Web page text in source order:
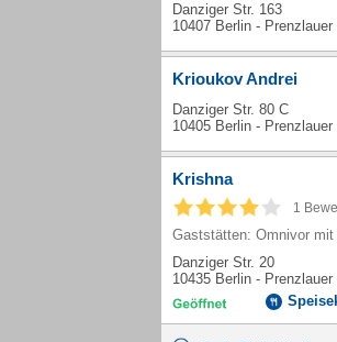
Danziger Str. 163
10407 Berlin - Prenzlauer
Krioukov Andrei
Danziger Str. 80 C
10405 Berlin - Prenzlauer
Krishna
1
Gaststätten: Omnivor mit
Danziger Str. 20
10435 Berlin - Prenzlauer